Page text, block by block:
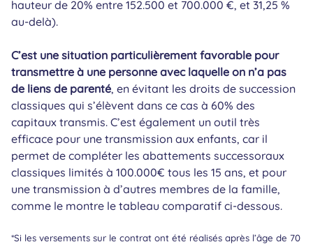
hauteur de 20% entre 152.500 et 700.000 €, et 31,25 %
au-delà).
C’est une situation particulièrement favorable pour
transmettre à une personne avec laquelle on n’a pas
de liens de parenté, en évitant les droits de succession
classiques qui s’élèvent dans ce cas à 60% des
capitaux transmis. C’est également un outil très
efficace pour une transmission aux enfants, car il
permet de compléter les abattements successoraux
classiques limités à 100.000€ tous les 15 ans, et pour
une transmission à d’autres membres de la famille,
comme le montre le tableau comparatif ci-dessous.
*Si les versements sur le contrat ont été réalisés après l’âge de 70